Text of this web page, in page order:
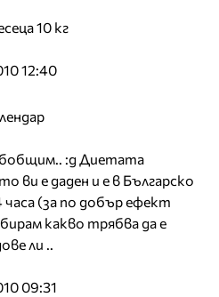
10 кг
12:40
:д Диетата
ви е даден и е в Българско
(за по добър ефект
какво трябва да е
ли ..
09:31